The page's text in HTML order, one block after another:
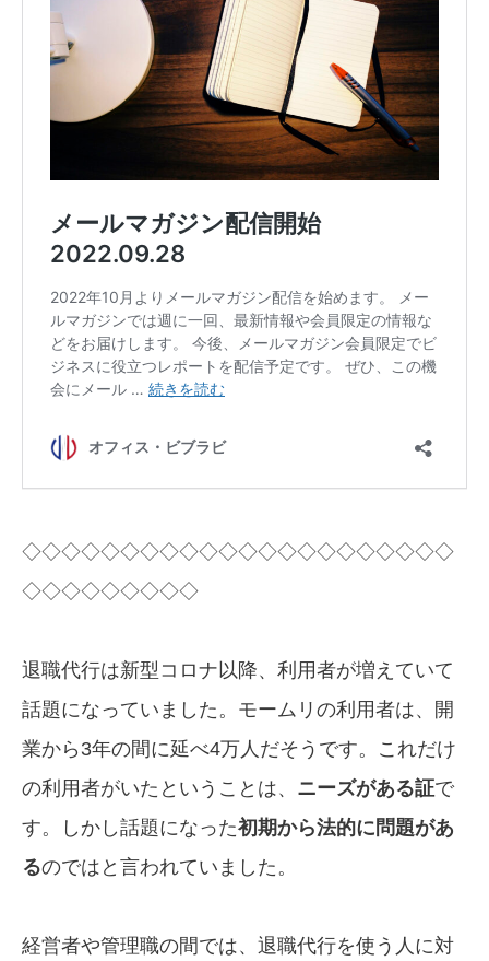
◇◇◇◇◇◇◇◇◇◇◇◇◇◇◇◇◇◇◇◇◇◇
◇◇◇◇◇◇◇◇◇
退職代行は新型コロナ以降、利用者が増えていて
話題になっていました。モームリの利用者は、開
業から3年の間に延べ4万人だそうです。これだけ
の利用者がいたということは、 ニーズがある証で
す。しかし話題になった初期から法的に問題があ
るのではと言われていました。
経営者や管理職の間では、退職代行を使う人に対